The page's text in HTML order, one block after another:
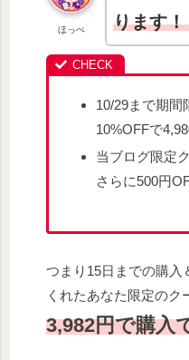
ほっぺ
ります！
10/29まで期間
10%OFFで
当ブログ限定
さらに500円
つまり15日までの購入
くれたあなた限定の
3,982円で購入